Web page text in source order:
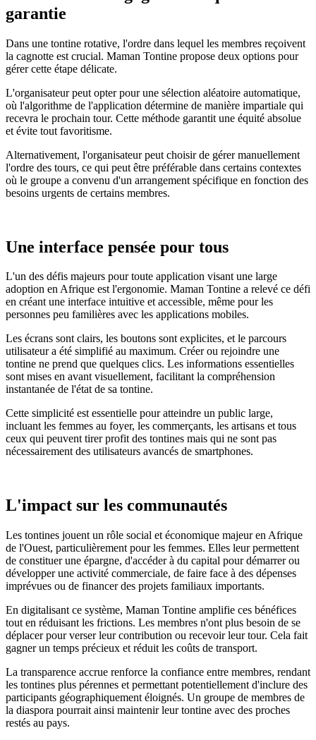
garantie
Dans une tontine rotative, l'ordre dans lequel les membres reçoivent
la cagnotte est crucial. Maman Tontine propose deux options pour
gérer cette étape délicate.
L'organisateur peut opter pour une sélection aléatoire automatique,
où l'algorithme de l'application détermine de manière impartiale qui
recevra le prochain tour. Cette méthode garantit une équité absolue
et évite tout favoritisme.
Alternativement, l'organisateur peut choisir de gérer manuellement
l'ordre des tours, ce qui peut être préférable dans certains contextes
où le groupe a convenu d'un arrangement spécifique en fonction des
besoins urgents de certains membres.
Une interface pensée pour tous
L'un des défis majeurs pour toute application visant une large
adoption en Afrique est l'ergonomie. Maman Tontine a relevé ce défi
en créant une interface intuitive et accessible, même pour les
personnes peu familières avec les applications mobiles.
Les écrans sont clairs, les boutons sont explicites, et le parcours
utilisateur a été simplifié au maximum. Créer ou rejoindre une
tontine ne prend que quelques clics. Les informations essentielles
sont mises en avant visuellement, facilitant la compréhension
instantanée de l'état de sa tontine.
Cette simplicité est essentielle pour atteindre un public large,
incluant les femmes au foyer, les commerçants, les artisans et tous
ceux qui peuvent tirer profit des tontines mais qui ne sont pas
nécessairement des utilisateurs avancés de smartphones.
L'impact sur les communautés
Les tontines jouent un rôle social et économique majeur en Afrique
de l'Ouest, particulièrement pour les femmes. Elles leur permettent
de constituer une épargne, d'accéder à du capital pour démarrer ou
développer une activité commerciale, de faire face à des dépenses
imprévues ou de financer des projets familiaux importants.
En digitalisant ce système, Maman Tontine amplifie ces bénéfices
tout en réduisant les frictions. Les membres n'ont plus besoin de se
déplacer pour verser leur contribution ou recevoir leur tour. Cela fait
gagner un temps précieux et réduit les coûts de transport.
La transparence accrue renforce la confiance entre membres, rendant
les tontines plus pérennes et permettant potentiellement d'inclure des
participants géographiquement éloignés. Un groupe de membres de
la diaspora pourrait ainsi maintenir leur tontine avec des proches
restés au pays.